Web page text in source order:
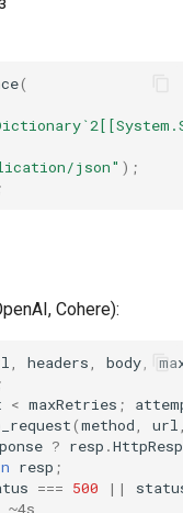
(
json" );
Cohere):
headers body
;
< maxRetries ;
(method url
? resp .
resp ;
=== 500 ||